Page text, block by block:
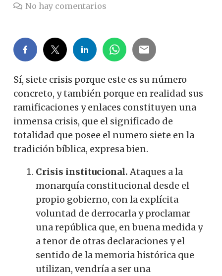
No hay comentarios
Sí, siete crisis porque este es su número
concreto, y también porque en realidad sus
ramificaciones y enlaces constituyen una
inmensa crisis, que el significado de
totalidad que posee el numero siete en la
tradición bíblica, expresa bien.
Crisis institucional. Ataques a la
monarquía constitucional desde el
propio gobierno, con la explícita
voluntad de derrocarla y proclamar
una república que, en buena medida y
a tenor de otras declaraciones y el
sentido de la memoria histórica que
utilizan, vendría a ser una